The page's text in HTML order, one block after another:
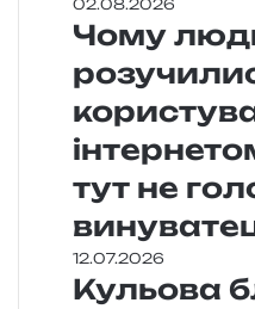
02.08.2026
Чому
тут не
12.07.2026
Кульова